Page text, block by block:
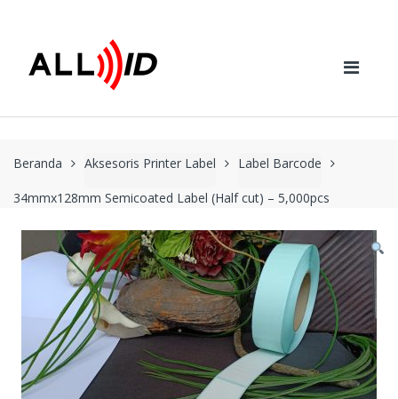
Beranda Aksesoris Printer Label Label Barcode
34mmx128mm Semicoated Label (Half cut) – 5,000pcs